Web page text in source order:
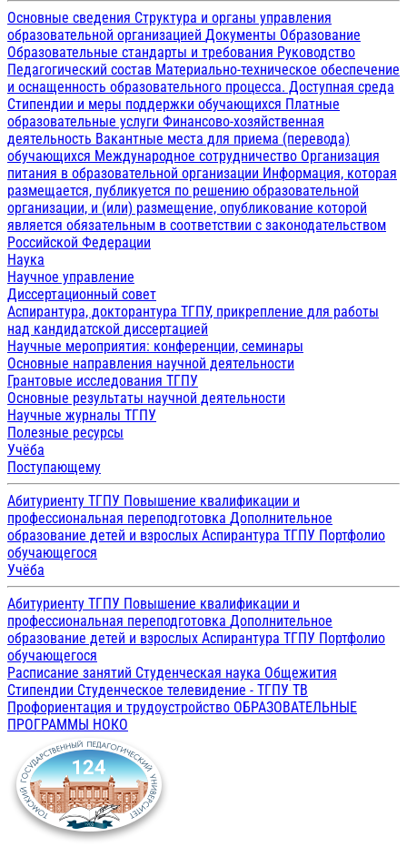
Основные сведения Структура и органы управления
образовательной организацией Документы Образование
Образовательные стандарты и требования Руководство
Педагогический состав Материально-техническое обеспечение
и оснащенность образовательного процесса. Доступная среда
Стипендии и меры поддержки обучающихся Платные
образовательные услуги Финансово-хозяйственная
деятельность Вакантные места для приема (перевода)
обучающихся Международное сотрудничество Организация
питания в образовательной организации Информация, которая
размещается, публикуется по решению образовательной
организации, и (или) размещение, опубликование которой
является обязательным в соответствии с законодательством
Российской Федерации
Наука
Научное управление
Диссертационный совет
Аспирантура, докторантура ТГПУ, прикрепление для работы
над кандидатской диссертацией
Научные мероприятия: конференции, семинары
Основные направления научной деятельности
Грантовые исследования ТГПУ
Основные результаты научной деятельности
Научные журналы ТГПУ
Полезные ресурсы
Учёба
Поступающему
Абитуриенту ТГПУ Повышение квалификации и
профессиональная переподготовка Дополнительное
образование детей и взрослых Аспирантура ТГПУ Портфолио
обучающегося
Учёба
Абитуриенту ТГПУ Повышение квалификации и
профессиональная переподготовка Дополнительное
образование детей и взрослых Аспирантура ТГПУ Портфолио
обучающегося
Расписание занятий Студенческая наука Общежития
Стипендии Студенческое телевидение - ТГПУ ТВ
Профориентация и трудоустройство ОБРАЗОВАТЕЛЬНЫЕ
ПРОГРАММЫ НОКО